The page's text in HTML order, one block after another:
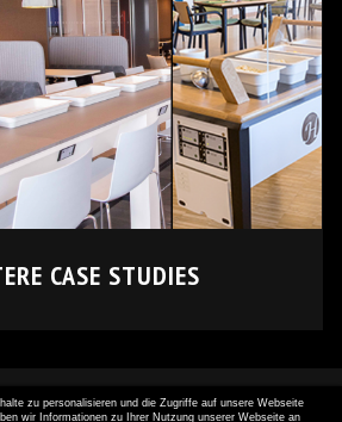
CASE STUDIES
zu personalisieren und die Zugriffe auf unsere Webseite
wir Informationen zu Ihrer Nutzung unserer Webseite an